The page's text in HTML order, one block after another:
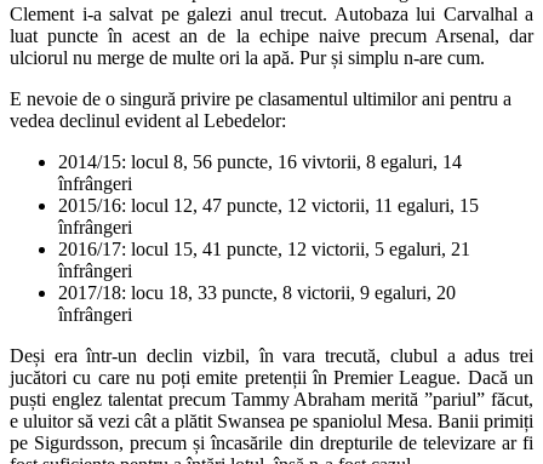
Clement i-a salvat pe galezi anul trecut. Autobaza lui Carvalhal a
luat puncte în acest an de la echipe naive precum Arsenal, dar
ulciorul nu merge de multe ori la apă. Pur și simplu n-are cum.
E nevoie de o singură privire pe clasamentul ultimilor ani pentru a
vedea declinul evident al Lebedelor:
2014/15: locul 8, 56 puncte, 16 vivtorii, 8 egaluri, 14
înfrângeri
2015/16: locul 12, 47 puncte, 12 victorii, 11 egaluri, 15
înfrângeri
2016/17: locul 15, 41 puncte, 12 victorii, 5 egaluri, 21
înfrângeri
2017/18: locu 18, 33 puncte, 8 victorii, 9 egaluri, 20
înfrângeri
Deși era într-un declin vizbil, în vara trecută, clubul a adus trei
jucători cu care nu poți emite pretenții în Premier League. Dacă un
puști englez talentat precum Tammy Abraham merită ”pariul” făcut,
e uluitor să vezi cât a plătit Swansea pe spaniolul Mesa. Banii primiți
pe Sigurdsson, precum și încasările din drepturile de televizare ar fi